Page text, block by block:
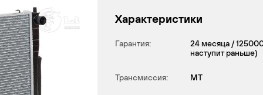
Характеристики
Гарантия:
24 месяца /
наступит раньше)
Трансмиссия: MT